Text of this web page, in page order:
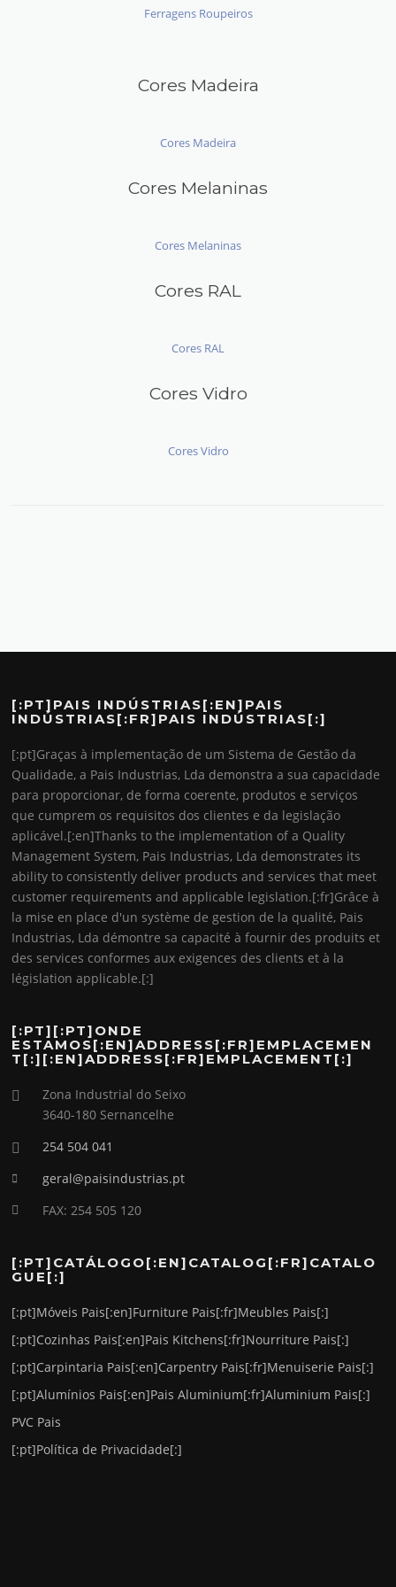
Ferragens Roupeiros
Cores Madeira
Cores Madeira
Cores Melaninas
Cores Melaninas
Cores RAL
Cores RAL
Cores Vidro
Cores Vidro
[:PT]PAIS INDÚSTRIAS[:EN]PAIS
INDÚSTRIAS[:FR]PAIS INDÚSTRIAS[:]
[:pt]Graças à implementação de um Sistema de Gestão da
Qualidade, a Pais Industrias, Lda demonstra a sua capacidade
para proporcionar, de forma coerente, produtos e serviços
que cumprem os requisitos dos clientes e da legislação
aplicável.[:en]Thanks to the implementation of a Quality
Management System, Pais Industrias, Lda demonstrates its
ability to consistently deliver products and services that meet
customer requirements and applicable legislation.[:fr]Grâce à
la mise en place d'un système de gestion de la qualité, Pais
Industrias, Lda démontre sa capacité à fournir des produits et
des services conformes aux exigences des clients et à la
législation applicable.[:]
[:PT][:PT]ONDE
ESTAMOS[:EN]ADDRESS[:FR]EMPLACEMEN
T[:][:EN]ADDRESS[:FR]EMPLACEMENT[:]
Zona Industrial do Seixo
3640-180 Sernancelhe
254 504 041
geral@paisindustrias.pt
FAX: 254 505 120
[:PT]CATÁLOGO[:EN]CATALOG[:FR]CATALO
GUE[:]
[:pt]Móveis Pais[:en]Furniture Pais[:fr]Meubles Pais[:]
[:pt]Cozinhas Pais[:en]Pais Kitchens[:fr]Nourriture Pais[:]
[:pt]Carpintaria Pais[:en]Carpentry Pais[:fr]Menuiserie Pais[:]
[:pt]Alumínios Pais[:en]Pais Aluminium[:fr]Aluminium Pais[:]
PVC Pais
[:pt]Política de Privacidade[:]